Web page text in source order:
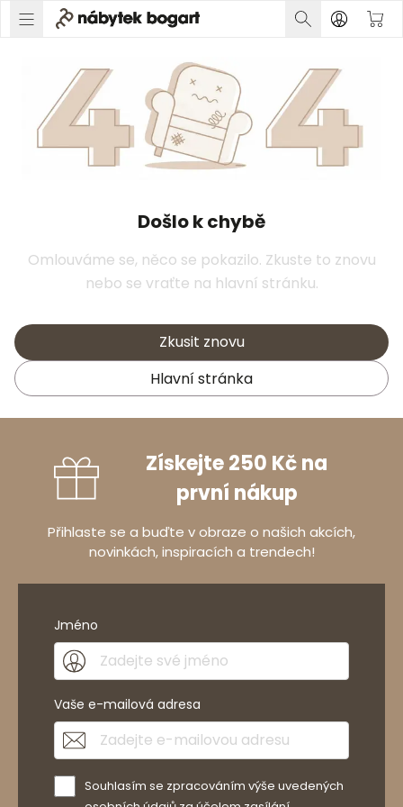
Došlo k chybě
Omlouváme se, něco se pokazilo. Zkuste to znovu
nebo se vraťte na hlavní stránku.
Zkusit znovu
Hlavní stránka
Získejte 250 Kč na
první nákup
Přihlaste se a buďte v obraze o našich akcích,
novinkách, inspiracích a trendech!
Jméno
Vaše e-mailová adresa
Souhlasím se zpracováním výše uvedených